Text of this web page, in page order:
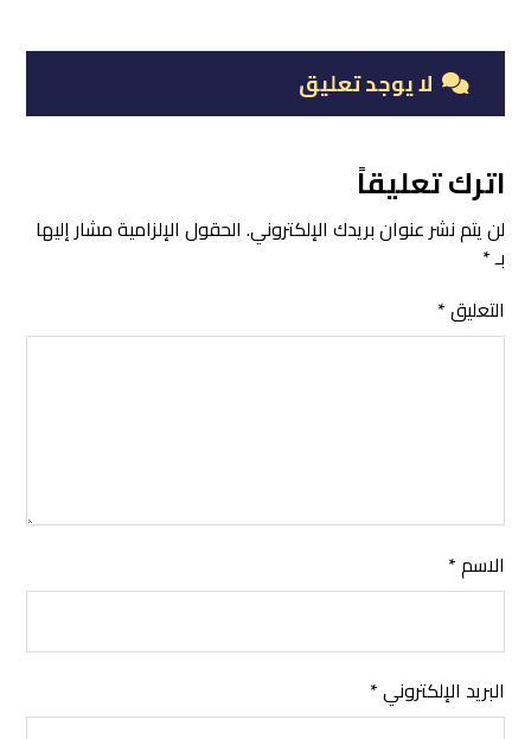
لا يوجد تعليق
اترك تعليقاً
لن يتم نشر عنوان بريدك الإلكتروني. الحقول الإلزامية مشار إليها
بـ*
التعليق*
الاسم*
البريد الإلكتروني*